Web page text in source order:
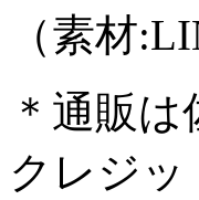
（素材
＊通販
クレジ